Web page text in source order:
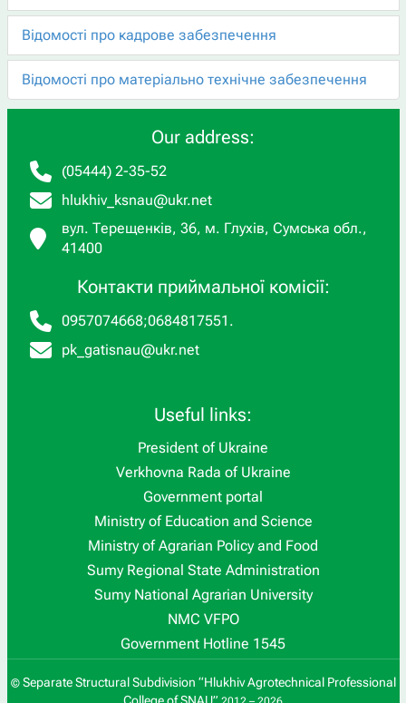
Відомості про кадрове забезпечення
Відомості про матеріально технічне забезпечення
Our address:
(05444) 2-35-52
hlukhiv_ksnau@ukr.net
вул. Терещенків, 36, м. Глухів, Сумська обл.,
41400
Контакти приймальної комісії:
0957074668;0684817551 .
pk_gatisnau@ukr.net
Useful links:
President of Ukraine
Verkhovna Rada of Ukraine
Government portal
Ministry of Education and Science
Ministry of Agrarian Policy and Food
Sumy Regional State Administration
Sumy National Agrarian University
NMC VFPO
Government Hotline 1545
© Separate Structural Subdivision “Hlukhiv Agrotechnical Professional
College of SNAU”